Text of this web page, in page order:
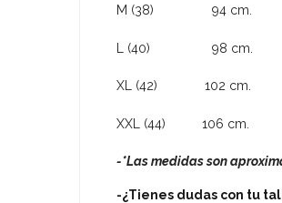
M (38) 94 cm.
L (40) 98 cm.
XL (42) 102
XXL (44) 106
-*Las medidas son
-¿Tienes dudas con tu